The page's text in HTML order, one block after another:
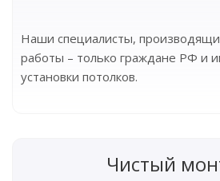
Наши специалисты,
работы – только граждане РФ и
установки потолков.
Чистый